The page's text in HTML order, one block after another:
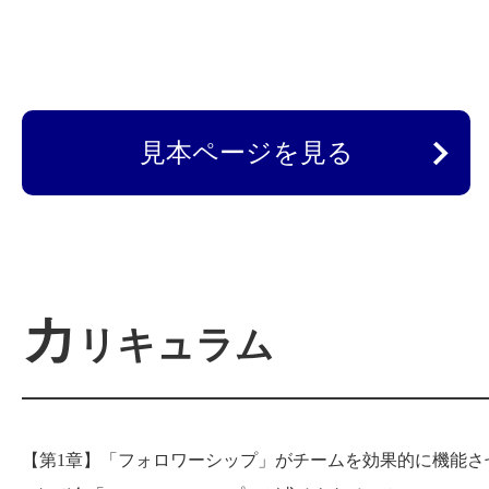
見本ページを見る
カ リキュラム
【第1章】「フォロワーシップ」がチームを効果的に機能さ